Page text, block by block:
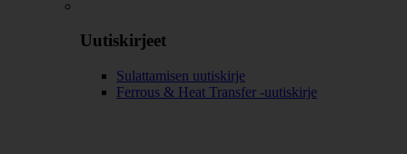
Uutiskirjeet
Sulattamisen uutiskirje
Ferrous & Heat Transfer -uutiskirje